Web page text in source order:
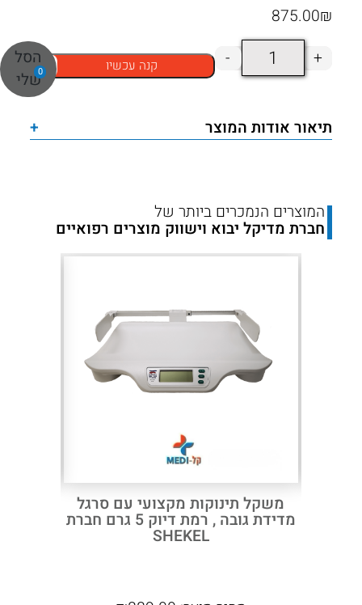
0
הסל
שלי
₪
875.00
+ כמות
של
אמבטיה
תינוקות
גרמניה
דגם
112600
- קנה עכשיו
תיאור אודות המוצר +
המוצרים הנמכרים ביותר של
חברת מדיקל יבוא וישווק מוצרים רפואיים
Previous
משקל תינוקות מקצועי עם סרגל
מדידת גובה , רמת דיוק 5 גרם חברת
SHEKEL